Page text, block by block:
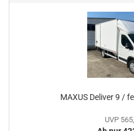
MAXUS Deliver 9 /
UVP